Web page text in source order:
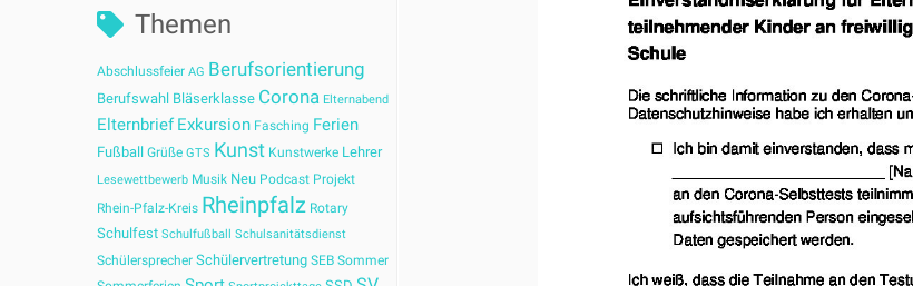
Themen
Abschlussfeier AG Berufsorientierung
Berufswahl Bläserklasse Corona Elternabend
Elternbrief Exkursion Fasching Ferien
Fußball Grüße GTS Kunst Kunstwerke Lehrer
Lesewettbewerb Musik Neu Podcast Projekt
Rhein-Pfalz-Kreis Rheinpfalz Rotary
Schulfest Schulfußball Schulsanitätsdienst
Schülersprecher Schülervertretung SEB Sommer